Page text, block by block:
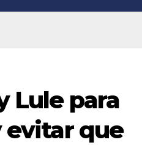
Lule para
evitar que